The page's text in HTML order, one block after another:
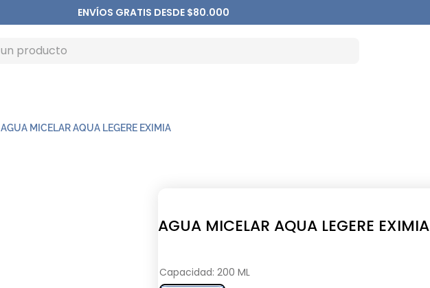
ENVÍOS GRATIS DESDE $80.000
AGUA MICELAR AQUA LEGERE EXIMIA
AGUA MICELAR AQUA LEGERE EXIMIA
Capacidad: 200 ML